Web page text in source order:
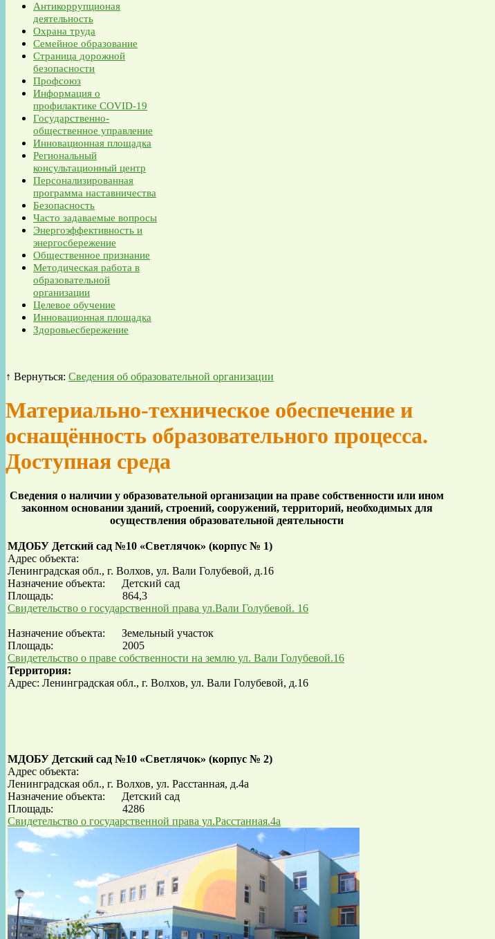
Антикоррупционая
деятельность
Охрана труда
Семейное образование
Страница дорожной
безопасности
Профсоюз
Информация о
профилактике COVID-19
Государственно-
общественное управление
Инновационная площадка
Региональный
консультационный центр
Персонализированная
программа наставничества
Безопасность
Часто задаваемые вопросы
Энергоэффективность и
энергосбережение
Общественное признание
Методическая работа в
образовательной
организации
Целевое обучение
Инновационная площадка
Здоровьесбережение
↑ Вернуться: Сведения об образовательной организации
Материально-техническое обеспечение и
оснащённость образовательного процесса.
Доступная среда
Сведения о наличии у образовательной организации на праве собственности или ином
законном основании зданий, строений, сооружений, территорий, необходимых для
осуществления образовательной деятельности
МДОБУ Детский сад №10 «Светлячок» (корпус № 1)
Адрес объекта:
Ленинградская обл., г. Волхов, ул. Вали Голубевой, д.16
Назначение объекта: Детский сад
Площадь: 864,3
Свидетельство о государственной права ул.Вали Голубевой. 16
Назначение объекта: Земельный участок
Площадь: 2005
Свидетельство о праве собственности на землю ул. Вали Голубевой.16
Территория:
Адрес: Ленинградская обл., г. Волхов, ул. Вали Голубевой, д.16
МДОБУ Детский сад №10 «Светлячок» (корпус № 2)
Адрес объекта:
Ленинградская обл., г. Волхов, ул. Расстанная, д.4а
Назначение объекта: Детский сад
Площадь: 4286
Свидетельство о государственной права ул.Расстанная.4а